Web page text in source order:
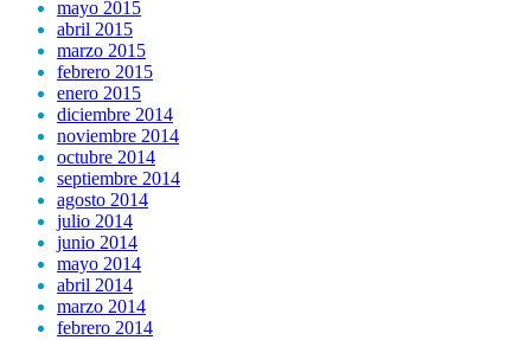
mayo 2015
abril 2015
marzo 2015
febrero 2015
enero 2015
diciembre 2014
noviembre 2014
octubre 2014
septiembre 2014
agosto 2014
julio 2014
junio 2014
mayo 2014
abril 2014
marzo 2014
febrero 2014